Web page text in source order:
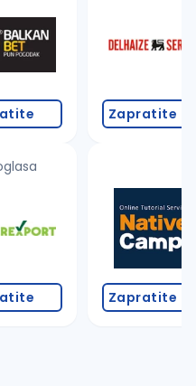
(koristite č, ć, š, đ,
pretrage
Zapratite
Zapratite